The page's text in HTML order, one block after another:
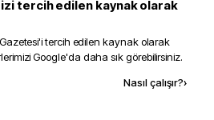
tercih edilen kaynak olarak
'i tercih edilen kaynak olarak
Google'da daha sık görebilirsiniz.
Nasıl çalışır?›